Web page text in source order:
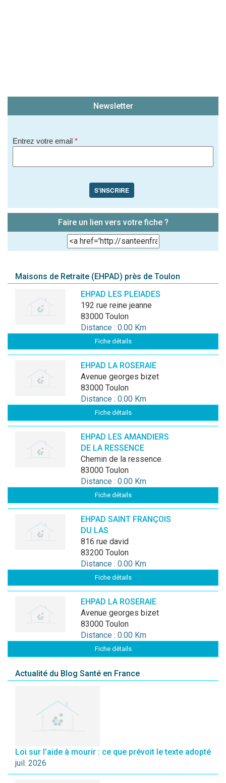
Newsletter
Entrez votre email *
S'INSCRIRE
Faire un lien vers votre fiche ?
Maisons de Retraite (EHPAD) près de Toulon
EHPAD LES PLEIADES
192 rue reine jeanne
83000 Toulon
Distance : 0.00 Km
Fiche détails
EHPAD LA ROSERAIE
avenue georges bizet
83000 Toulon
Distance : 0.00 Km
Fiche détails
EHPAD LES AMANDIERS
DE LA RESSENCE
chemin de la ressence
83000 Toulon
Distance : 0.00 Km
Fiche détails
EHPAD SAINT FRANÇOIS
DU LAS
816 rue david
83200 Toulon
Distance : 0.00 Km
Fiche détails
EHPAD LA ROSERAIE
avenue georges bizet
83000 Toulon
Distance : 0.00 Km
Fiche détails
Actualité du Blog Santé en France
Loi sur l’aide à mourir : ce que prévoit le texte adopté
juil. 2026